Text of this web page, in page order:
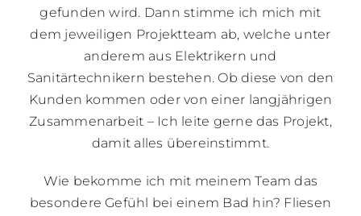
gefunden wird. Dann stimme ich mich mit
dem jeweiligen Projektteam ab, welche unter
anderem aus Elektrikern und
Sanitärtechnikern bestehen. Ob diese von den
Kunden kommen oder von einer langjährigen
Zusammenarbeit – Ich leite gerne das Projekt,
damit alles übereinstimmt.
Wie bekomme ich mit meinem Team das
besondere Gefühl bei einem Bad hin? Fliesen